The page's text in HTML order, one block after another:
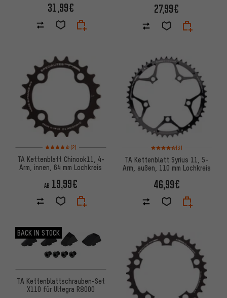
31,99€ 27,99€
Bewertungen: 4,5 von 5 basierend auf 2 Bewertungen
(2)
TA Kettenblatt Chinook11, 4-
Arm, innen, 64 mm Lochkreis
AB 19,99€
Bewertungen: 4,5 von 5
(3)
TA Kettenblatt Syrius 11, 5-
Arm, außen, 110 mm Lochkreis
46,99€
BACK IN STOCK
TA Kettenblattschrauben-Set
X110 für Ultegra R8000